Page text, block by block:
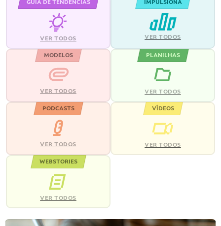
GUIA DE TENDÊNCIAS
VER TODOS
IMPULSIONA
VER TODOS
MODELOS
VER TODOS
PLANILHAS
VER TODOS
PODCASTS
VER TODOS
VÍDEOS
VER TODOS
WEBSTORIES
VER TODOS